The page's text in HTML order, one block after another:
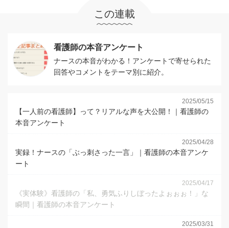
この連載
看護師の本音アンケート
ナースの本音がわかる！アンケートで寄せられた
回答やコメントをテーマ別に紹介。
2025/05/15
【一人前の看護師】って？リアルな声を大公開！｜看護師の
本音アンケート
2025/04/28
実録！ナースの「ぶっ刺さった一言」｜看護師の本音アンケ
ート
2025/04/17
《実体験》看護師の「私、勇気ふりしぼったよぉぉぉ！」な
瞬間｜看護師の本音アンケート
2025/03/31